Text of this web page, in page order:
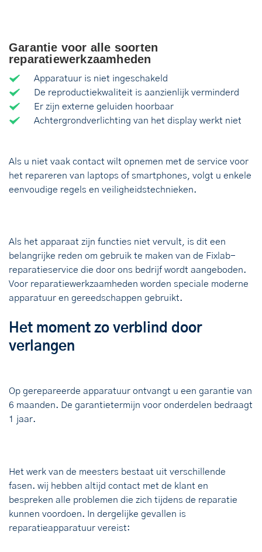
Garantie voor alle soorten
reparatiewerkzaamheden
Apparatuur is niet ingeschakeld
De reproductiekwaliteit is aanzienlijk verminderd
Er zijn externe geluiden hoorbaar
Achtergrondverlichting van het display werkt niet
Als u niet vaak contact wilt opnemen met de service voor
het repareren van laptops of smartphones, volgt u enkele
eenvoudige regels en veiligheidstechnieken.
Als het apparaat zijn functies niet vervult, is dit een
belangrijke reden om gebruik te maken van de Fixlab-
reparatieservice die door ons bedrijf wordt aangeboden.
Voor reparatiewerkzaamheden worden speciale moderne
apparatuur en gereedschappen gebruikt.
Het moment zo verblind door
verlangen
Op gerepareerde apparatuur ontvangt u een garantie van
6 maanden. De garantietermijn voor onderdelen bedraagt
​​1 jaar.
Het werk van de meesters bestaat uit verschillende
fasen. wij hebben altijd contact met de klant en
bespreken alle problemen die zich tijdens de reparatie
kunnen voordoen. In dergelijke gevallen is
reparatieapparatuur vereist: